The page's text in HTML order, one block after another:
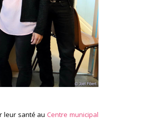
leur santé au Centre municipal